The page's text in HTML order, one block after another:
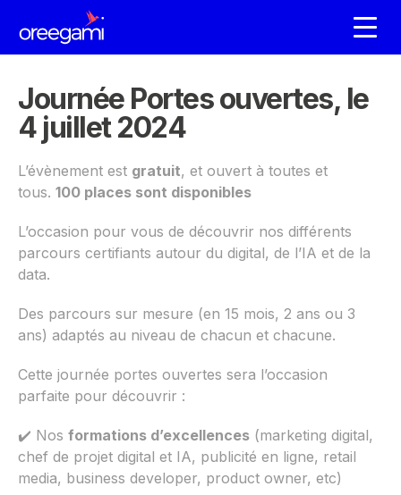
Journée Portes ouvertes, le
4 juillet 2024
L’évènement est gratuit, et ouvert à toutes et
tous. 100 places sont disponibles
L’occasion pour vous de découvrir nos différents
parcours certifiants autour du digital, de l’IA et de la
data.
Des parcours sur mesure (en 15 mois, 2 ans ou 3
ans) adaptés au niveau de chacun et chacune.
Cette journée portes ouvertes sera l’occasion
parfaite pour découvrir :
✔️​ Nos formations d’excellences (marketing digital,
chef de projet digital et IA, publicité en ligne, retail
media, business developer, product owner, etc)